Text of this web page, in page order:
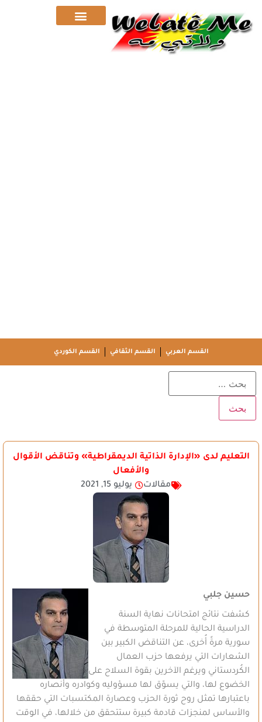
القسم العربي القسم الثقافي القسم الكوردي
التعليم لدى «الإدارة الذاتية الديمقراطية» وتناقض الأقوال
والأفعال
مقالات
يوليو 15, 2021
حسين جلبي
كشفت نتائج امتحانات نهاية السنة
الدراسية الحالية للمرحلة المتوسطة في
سورية مرةً أُخرى، عن التناقض الكبير بين
الشعارات التي يرفعها حزب العمال
الكُردستاني ويرغم الآخرين بقوة السلاح على
الخضوع لها، والتي يسوّق لها مسؤوليه وكوادره وأنصاره
باعتبارها تمثل روح ثورة الحزب وعصارة المكتسبات التي حققها
والأساس لمنجزات قادمة كبيرة ستتحقق من خلالها، في الوقت